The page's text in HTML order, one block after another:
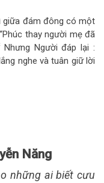
giữa đám đông có một
thay người mẹ đã
Nhưng Người đáp lại :
nghe và tuân giữ lời
Năng
những ai biết cưu